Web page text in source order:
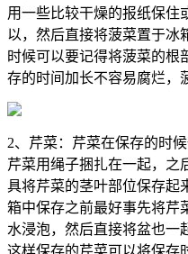
用一些比较干燥的报纸保住
以，然后直接将菠菜置于冰
时候可以要记得将菠菜的根
存的时间加长不容易腐烂，
2、芹菜：芹菜在保存的时
芹菜用绳子捆扎在一起，之
具将芹菜的茎叶部位保存起
箱中保存之前最好事先将芹
水浸泡，然后直接将盆也一
这样保存的芹菜可以将保存